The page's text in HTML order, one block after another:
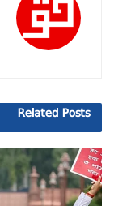
Related Posts